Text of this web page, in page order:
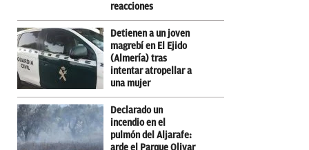
reacciones
Detienen a un joven
magrebí en El Ejido
(Almería) tras
intentar atropellar a
una mujer
Declarado un
incendio en el
pulmón del Aljarafe:
arde el Parque Olivar